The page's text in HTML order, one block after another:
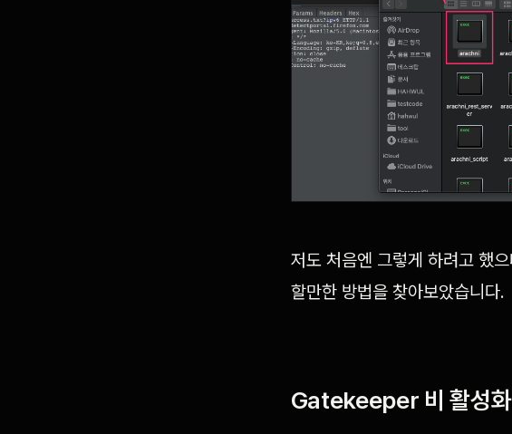
저도 처음엔 그렇게 하려고 했
할만한 방법을 찾아보았습니다.
Gatekeeper 비 활성화